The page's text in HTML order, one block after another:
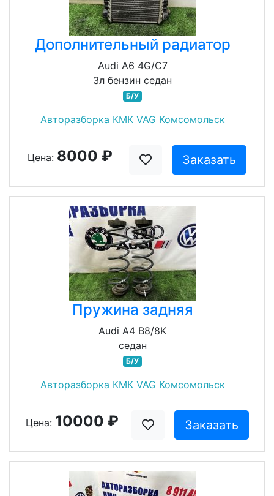
Дополнительный радиатор
Audi A6 4G/C7
3л бензин седан
Б/У
Авторазборка КМК VAG Комсомольск
Цена: 8000 ₽ Заказать
Пружина задняя
Audi A4 B8/8K
седан
Б/У
Авторазборка КМК VAG Комсомольск
Цена: 10000 ₽ Заказать